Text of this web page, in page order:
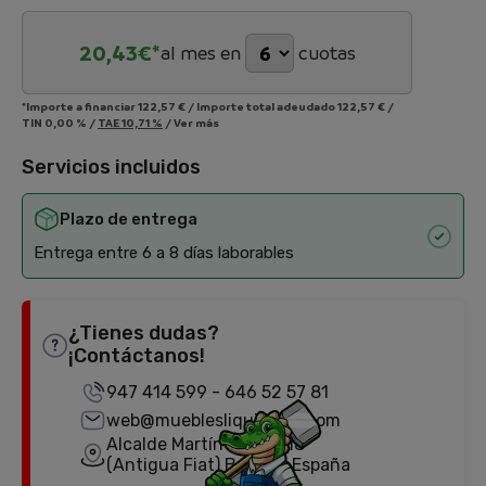
20,43€*al mes en cuotas
*Importe a financiar122,57 € / Importe total adeudado122,57 € /
TIN 0,00 % / TAE10,71 % /Ver más
Servicios incluidos
Plazo de entrega
Entrega entre 6 a 8 días laborables
¿Tienes dudas?
¡Contáctanos!
947 414 599 - 646 52 57 81
web@mueblesliquidator.com
Alcalde Martín Cobos, 18
(Antigua Fiat) Burgos, España